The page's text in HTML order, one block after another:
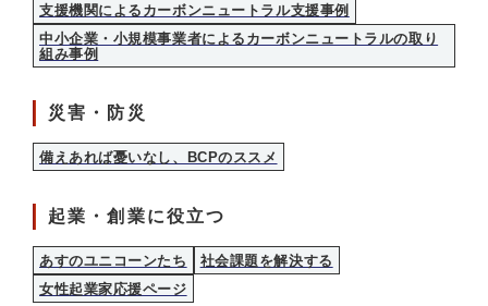
支援機関によるカーボンニュートラル支援事例
中小企業・小規模事業者によるカーボンニュートラルの取り
組み事例
災害・防災
備えあれば憂いなし、BCPのススメ
起業・創業に役立つ
あすのユニコーンたち
社会課題を解決する
女性起業家応援ページ